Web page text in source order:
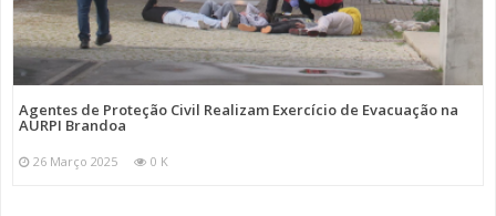
Agentes de Proteção Civil Realizam Exercício de Evacuação na
AURPI Brandoa
26 Março 2025 0 K